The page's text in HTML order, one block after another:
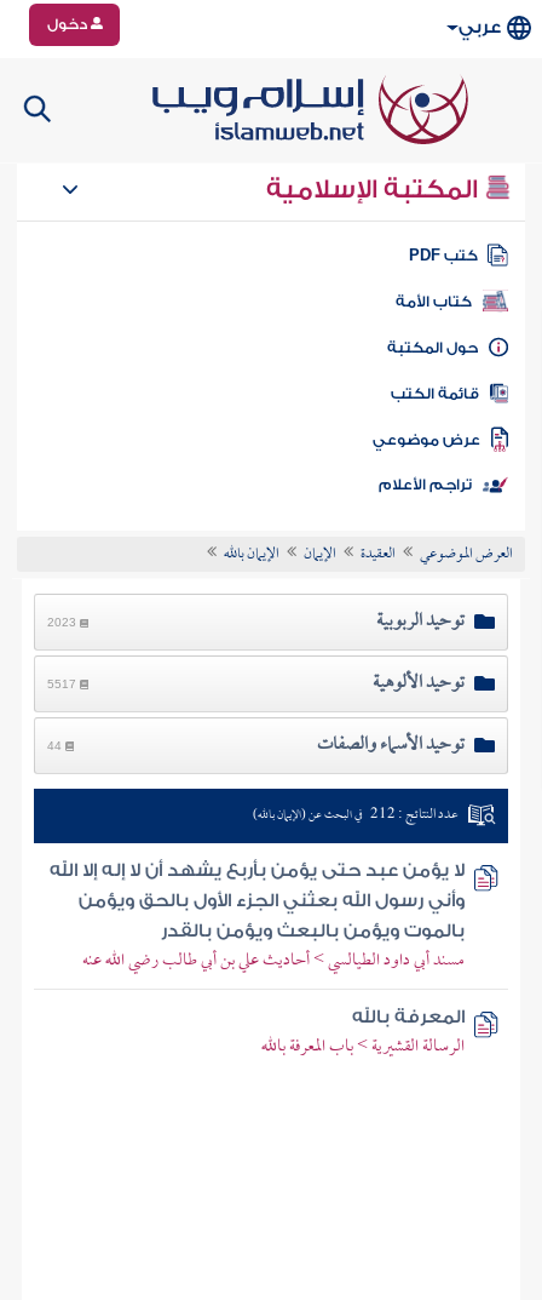
عربي دخول
المكتبة الإسلامية
كتب PDF
كتاب الأمة
المكتبة
الكتب
موضوعي
تراجم الأعلام
العرض الموضوعي العقيدة الإيمان الإيمان بالله
توحيد الربوبية 2023
توحيد الألوهية 5517
توحيد الأسماء والصفات 44
عدد النتائج : 212 في البحث عن (الإيمان بالله)
لا يؤمن عبد حتى يؤمن بأربع يشهد أن لا إله إلا الله
وأني رسول الله بعثني الجزء الأول بالحق ويؤمن
بالموت ويؤمن بالبعث ويؤمن بالقدر
مسند أبي داود الطيالسي > أحاديث علي بن أبي طالب رضي الله عنه
المعرفة بالله
الرسالة القشيرية > باب المعرفة بالله